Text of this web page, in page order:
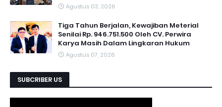
Agustus 03, 2026
Tiga Tahun Berjalan, Kewajiban Meterial
Senilai Rp. 946.751.500 Oleh CV. Perwira
Karya Masih Dalam Lingkaran Hukum
Agustus 07, 2026
SUBCRIBER US